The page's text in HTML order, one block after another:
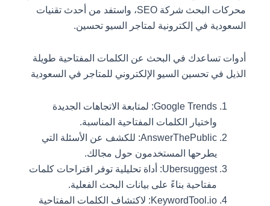
محركات البحث شركة SEO، واستفد من أحدث تقنيات
السعودية في إلكترونية لمتاجر السيو تحسين.
أدوات تساعدك في البحث عن الكلمات المفتاحية طويلة
الذيل في تحسين السيو الإلكتروني للمتاجر في السعودية
Google Trends: لمتابعة الاتجاهات الجديدة
واختيار الكلمات المفتاحية المناسبة.
AnswerThePublic: للكشف عن الأسئلة التي
يطرحها المستخدمون حول مجالك.
Ubersuggest: أداة تحليلية توفر اقتراحات كلمات
مفتاحية بناءً على بيانات البحث الفعلية.
KeywordTool.io: لاكتشاف الكلمات المفتاحية